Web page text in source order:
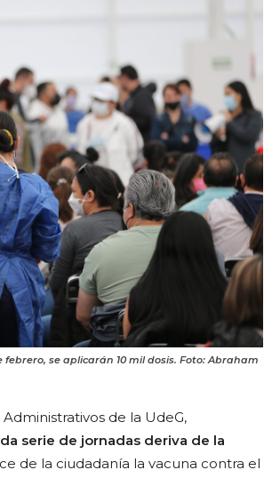
febrero, se aplicarán 10 mil dosis. Foto: Abraham
de la UdeG,
serie de jornadas deriva de la
de la ciudadanía la vacuna contra el